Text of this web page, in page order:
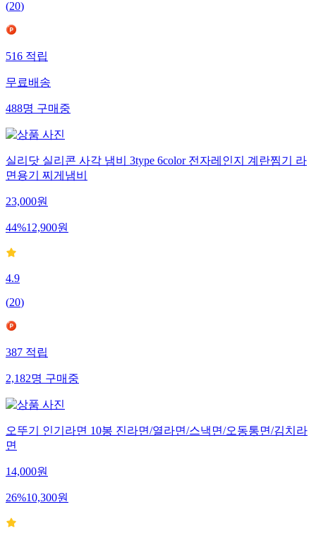
(20)
516적립
무료배송
488명구매중
실리닷 실리콘 사각 냄비 3type 6color 전자레인지 계란찜기 라
면용기 찌게냄비
23,000원
44%12,900원
4.9
(20)
387적립
2,182명구매중
오뚜기 인기라면 10봉 진라면/열라면/스낵면/오동통면/김치라
면
14,000원
26%10,300원